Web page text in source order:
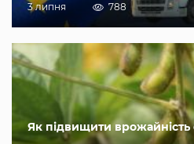
3 липня 788
Як підвищити врожайність